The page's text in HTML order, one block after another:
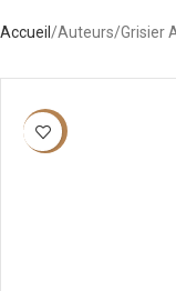
Accueil Auteurs Grisier
-40%